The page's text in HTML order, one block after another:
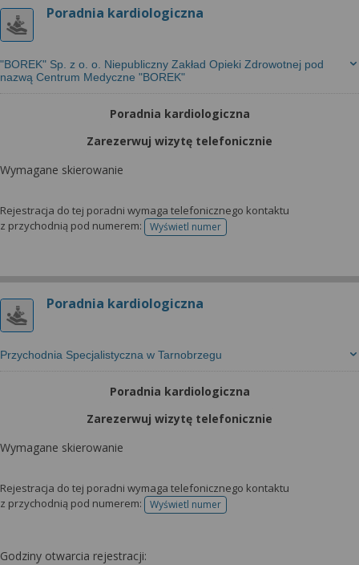
Poradnia kardiologiczna
"BOREK" Sp. z o. o. Niepubliczny Zakład Opieki Zdrowotnej pod
nazwą Centrum Medyczne "BOREK"
Poradnia kardiologiczna
Zarezerwuj wizytę telefonicznie
Wymagane skierowanie
Rejestracja do tej poradni wymaga telefonicznego kontaktu
z przychodnią pod numerem:
Wyświetl numertelefonu do rejestracji
Poradnia kardiologiczna
Przychodnia Specjalistyczna w Tarnobrzegu
Poradnia kardiologiczna
Zarezerwuj wizytę telefonicznie
Wymagane skierowanie
Rejestracja do tej poradni wymaga telefonicznego kontaktu
z przychodnią pod numerem:
Wyświetl numertelefonu do rejestracji
Godziny otwarcia rejestracji: